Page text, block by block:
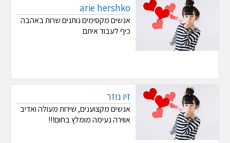
arie hershko
אנשים מקסימים נותנים שרות באהבה
כיף לעבוד איתם
זיו נוזר
אנשים מקצוענים, שירות מעולה ואדיב
אווירה נעימה מומלץ בחום!!!